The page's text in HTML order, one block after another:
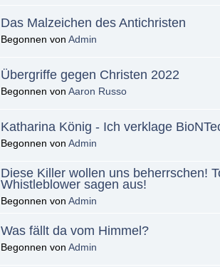
Das Malzeichen des Antichristen
Begonnen von Admin
Übergriffe gegen Christen 2022
Begonnen von Aaron Russo
Katharina König - Ich verklage
Begonnen von Admin
Diese Killer wollen uns beherrschen!
Whistleblower sagen aus!
Begonnen von Admin
Was fällt da vom Himmel?
Begonnen von Admin